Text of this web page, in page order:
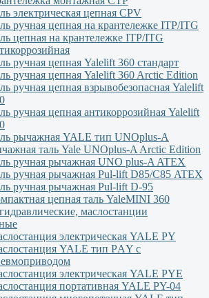
электрическая цепная CPV
ручная цепная на крантележке ITP/ITG
цепная на крантележке ITP/ITG
ручная цепная Yalelift 360 стандарт
ручная цепная Yalelift 360 Arctic Edition
ручная цепная взрывобезопасная Yalelift
ручная цепная антикоррозийная Yalelift
рычажная YALE тип UNOplus-A
таль Yale UNOplus-A Arctic Edition
ручная рычажная UNO plus-A ATEX
ручная рычажная Pul-lift D85/С85 ATEX
ручная рычажная Pul-lift D-95
цепная таль YaleMINI 360
маслостанции
электрическая YALE PY
YALE тип PАY с
электрическая YALE PYЕ
портативная YALE PY-04